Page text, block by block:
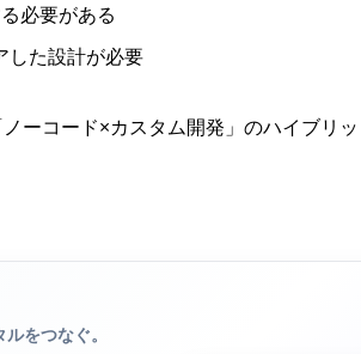
必要がある
した設計が必要
ーコード×カスタム開発」のハイブリ
をつなぐ。